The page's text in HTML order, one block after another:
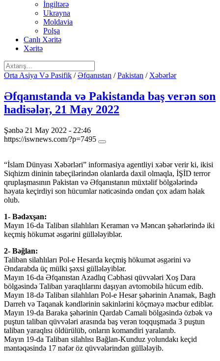
İngiltərə
Ukrayna
Moldavia
Polşa
Canlı Xəritə
Xəritə
Orta Asiya Və Pasifik /Əfqanıstan /Pakistan / Xəbərlər
Əfqanıstanda və Pakistanda baş verən son
hadisələr, 21 May 2022
Şənbə 21 May 2022 - 22:46
https://iswnews.com/?p=7495
“İslam Dünyası Xəbərləri” informasiya agentliyi xəbər verir ki, ikisi
Siqhizm dininin tabeçilərindən olanlarda daxil olmaqla, İŞİD terror
qruplaşmasının Pakistan və Əfqanıstanın müxtəlif bölgələrində
həyata keçirdiyi son hücumlar nəticəsində ondan çox adam həlak
olub.
1- Bədəxşan:
Mayın 16-da Taliban silahlıları Keraman və Məncan şəhərlərində iki
keçmiş hökumət əsgərini güllələyiblər.
2- Bəğlan:
Taliban silahlıları Pol-e Hesarda keçmiş hökumət əsgərini və
Əndarabda üç mülki şəxsi güllələyiblər.
Mayın 16-da Əfqanıstan Azadlıq Cəbhəsi qüvvələri Xoş Dara
bölgəsində Taliban yaraqlılarını daşıyan avtomobilə hücum edib.
Mayın 18-də Taliban silahlıları Pol-e Hesar şəhərinin Anamak, Bagh
Darreh və Taqanak kəndlərinin sakinlərini köçməyə məcbur ediblər.
Mayın 19-da Baraka şəhərinin Qardab Camali bölgəsində özbək və
puştun taliban qüvvələri arasında baş verən toqquşmada 3 puştun
taliban yaraqlısı öldürülüb, onların komandiri yaralanıb.
Mayın 19-da Taliban silahlısı Bağlan-Kunduz yolundakı keçid
məntəqəsində 17 nəfər öz qüvvələrindən güllələyib.